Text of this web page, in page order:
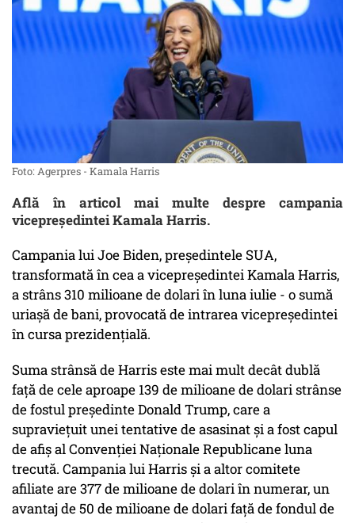
Foto: Agerpres - Kamala Harris
Află în articol mai multe despre campania
vicepreședintei Kamala Harris.
Campania lui Joe Biden, președintele SUA,
transformată în cea a vicepreședintei Kamala Harris,
a strâns 310 milioane de dolari în luna iulie - o sumă
uriașă de bani, provocată de intrarea vicepreședintei
în cursa prezidențială.
Suma strânsă de Harris este mai mult decât dublă
față de cele aproape 139 de milioane de dolari strânse
de fostul președinte Donald Trump, care a
supraviețuit unei tentative de asasinat și a fost capul
de afiș al Convenției Naționale Republicane luna
trecută. Campania lui Harris și a altor comitete
afiliate are 377 de milioane de dolari în numerar, un
avantaj de 50 de milioane de dolari față de fondul de